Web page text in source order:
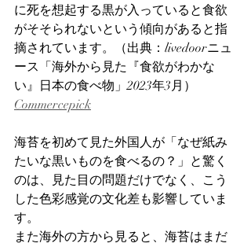
に死を想起する黒が入っていると食欲
がそそられないという傾向があると指
摘されています。（出典：livedoorニュ
ース「海外から見た『食欲がわかな
い』日本の食べ物」2023年3月）
Commercepick
海苔を初めて見た外国人が「なぜ紙み
たいな黒いものを食べるの？」と驚く
のは、見た目の問題だけでなく、こう
した色彩感覚の文化差も影響していま
す。
また海外の方から見ると、海苔はまだ